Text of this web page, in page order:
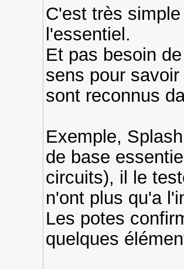
C'est très
l'essentiel.
Et pas besoin
sens pour
sont reconnus
Exemple,
de base
circuits), il le
n'ont plus qu'a
Les potes
quelques